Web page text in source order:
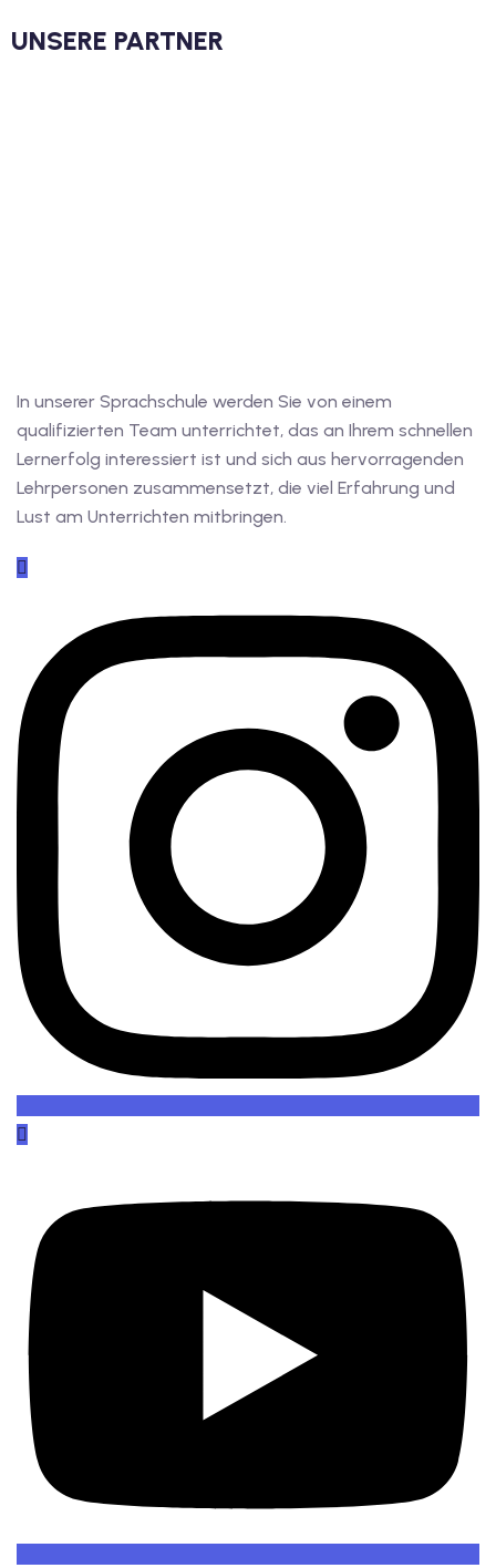
UNSERE PARTNER
In unserer Sprachschule werden Sie von einem
qualifizierten Team unterrichtet, das an Ihrem schnellen
Lernerfolg interessiert ist und sich aus hervorragenden
Lehrpersonen zusammensetzt, die viel Erfahrung und
Lust am Unterrichten mitbringen.